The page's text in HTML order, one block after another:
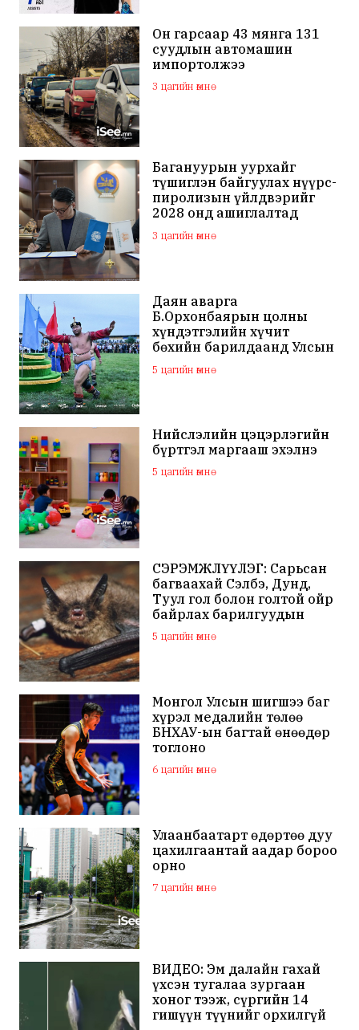
Он гарсаар 43 мянга 131
суудлын автомашин
импортолжээ
3 цагийн өмнө
Багануурын уурхайг
түшиглэн байгуулах нүүрс-
пиролизын үйлдвэрийг
2028 онд ашиглалтад
оруулна
3 цагийн өмнө
Даян аварга
Б.Орхонбаярын цолны
хүндэтгэлийн хүчит
бөхийн барилдаанд Улсын
арслан Ц.Бямба-Отгон
түрүүллээ
5 цагийн өмнө
Нийслэлийн цэцэрлэгийн
бүртгэл маргааш эхэлнэ
5 цагийн өмнө
СЭРЭМЖЛҮҮЛЭГ: Сарьсан
багваахай Сэлбэ, Дунд,
Туул гол болон голтой ойр
байрлах барилгуудын
дээвэр зэрэг газарт ихээр
үүрлэж байна
5 цагийн өмнө
Монгол Улсын шигшээ баг
хүрэл медалийн төлөө
БНХАУ-ын багтай өнөөдөр
тоглоно
6 цагийн өмнө
Улаанбаатарт өдөртөө дуу
цахилгаантай аадар бороо
орно
7 цагийн өмнө
ВИДЕО: Эм далайн гахай
үхсэн тугалаа зургаан
хоног тээж, сүргийн 14
гишүүн түүнийг орхилгүй